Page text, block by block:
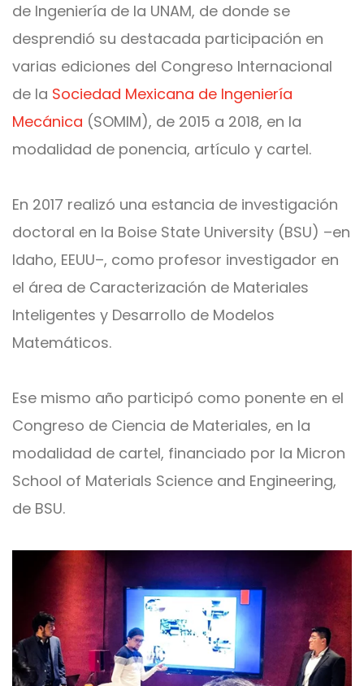
de Ingeniería de la UNAM, de donde se
desprendió su destacada participación en
varias ediciones del Congreso Internacional
de la Sociedad Mexicana de Ingeniería
Mecánica (SOMIM), de 2015 a 2018, en la
modalidad de ponencia, artículo y cartel.
En 2017 realizó una estancia de investigación
doctoral en la Boise State University (BSU) –en
Idaho, EEUU–, como profesor investigador en
el área de Caracterización de Materiales
Inteligentes y Desarrollo de Modelos
Matemáticos.
Ese mismo año participó como ponente en el
Congreso de Ciencia de Materiales, en la
modalidad de cartel, financiado por la Micron
School of Materials Science and Engineering,
de BSU.